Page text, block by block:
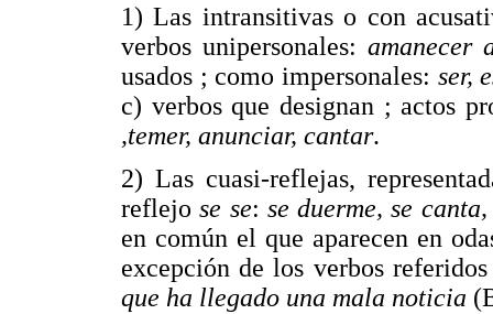
1) Las intransitivas o con
verbos unipersonales: amanecer
usados ; como impersonales: ser,
c) verbos que designan ; actos
,temer, anunciar, cantar.
2) Las cuasi-reflejas,
reflejose se: se duerme, se
en común el que aparecen en
excepción de los verbos
que ha llegado una mala noticia